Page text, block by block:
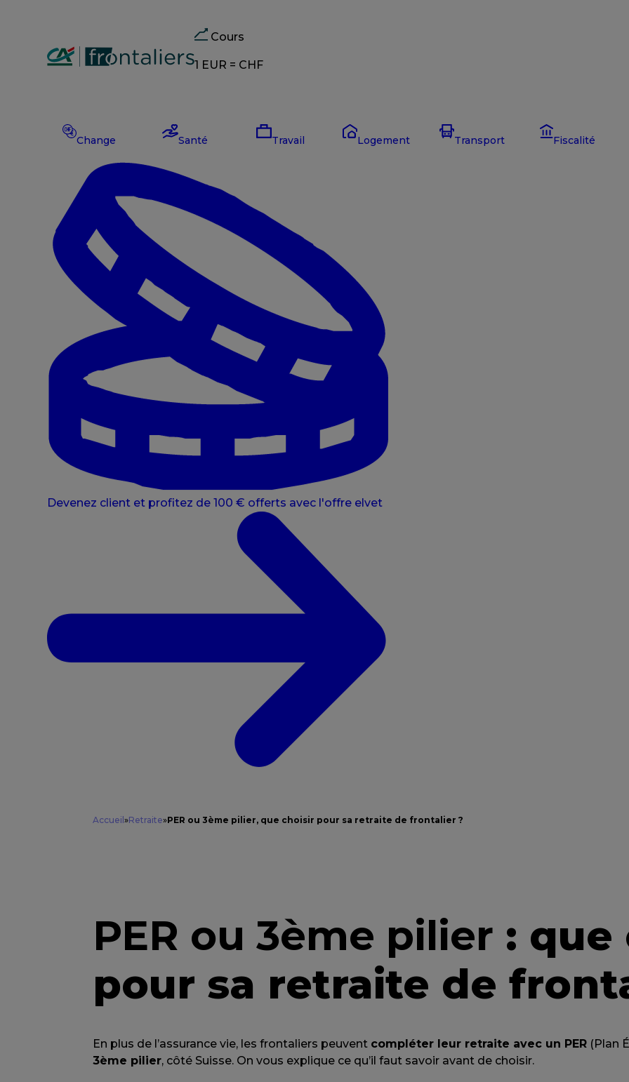
Cours
1 EUR = CHF
EUR
Change Santé Travail Logement Transport Fiscalité
Devenez client et profitez de 100 € offerts avec l'offre elvet
Accueil »Retraite»PER ou 3ème pilier, que choisir pour sa retraite de frontalier ?
PER ou 3ème pilier : que
pour sa retraite de
En plus de l’assurance vie, les frontaliers peuvent compléter leur retraite avec un PER (Plan
3ème pilier, côté Suisse. On vous explique ce qu’il faut savoir avant de choisir.